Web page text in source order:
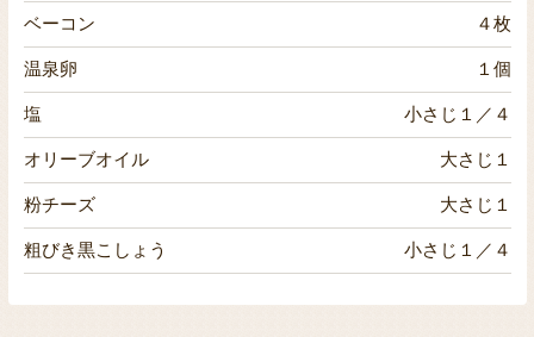
ベーコン ４枚
温泉卵 １個
塩 小さじ１／４
オリーブオイル 大さじ１
粉チーズ 大さじ１
粗びき黒こしょう 小さじ１／４